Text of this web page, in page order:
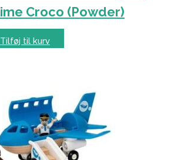
Croco (Powder)
Tilføj til kurv